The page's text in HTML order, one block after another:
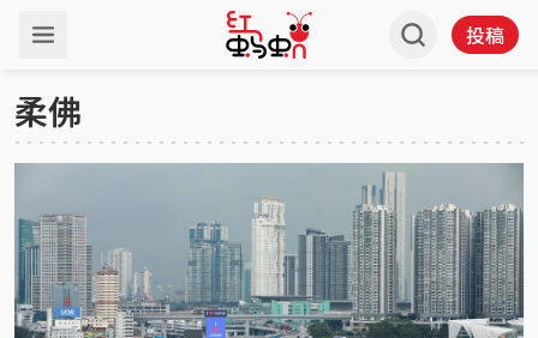
投稿
柔佛